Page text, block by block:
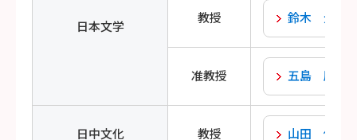
日本文学
教授 鈴木 元
准教授 五島 慶一
日中文化 教授 山田 俊